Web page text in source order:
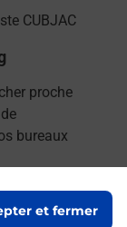
et fermer
proche
bureaux